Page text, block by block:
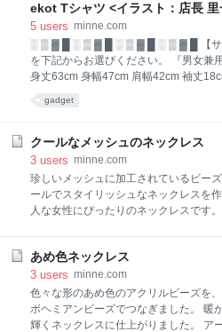
ジャスター以外は肌に当たる鎖部分もビ
います。
ekot Tシャツ <イラスト：店長 里
5 users minne.com
░ ▒ ▓ █ ░ ▒ ▓ █ ░ ▒ ▓ █ ░ ▒ ▓ █ 【サ
を下記からお選びください。 『男女兼
身丈63cm 身幅47cm 肩幅42cm 袖丈
72cm 身幅55cm 肩幅50cm 袖丈22cm ★
丈80cm 身幅65cm 肩幅59cm 袖丈25cm
Ｌ】 身丈83cm 身幅70cm 肩幅61cm 袖
ず、サイズをオプションからお選び頂く
記載してください。 表記がない場合は
遅れる可能性があります。 ░ ▒ ▓ █ ░
gadget
クールなメッシュのネックレス
3 users minne.com
珍しいメッシュに加工されているビー
ールでスタイリッシュなネックレスを
人な女性にぴったりのネックレスです
スターとメッシュビーズ以外は肌に当た
ーズで作っています。 珍しいメッシュ
るビーズを使って、クールでスタイリ
レスを作りました。 大人な女性にぴっ
スです。 トップメッシュビーズ 大 直径
あめ色ネックレス
3 users minne.com
色々な形のあめ色のアクリルビーズを
ボヘミアンビーズでつなぎました。 暖
輝くネックレスに仕上がりました。 ア